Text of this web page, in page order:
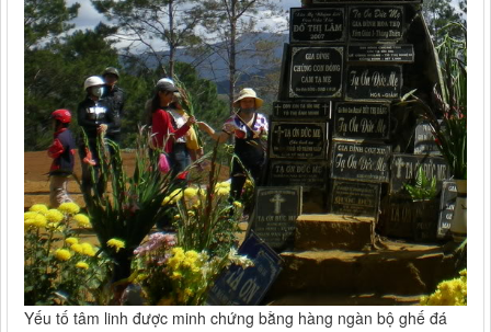
Yếu tố tâm linh được minh chứng bằng hàng ngàn bộ ghế đá